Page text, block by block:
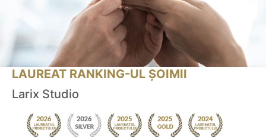
LAUREAT RANKING-UL ȘOIMII
Larix Studio